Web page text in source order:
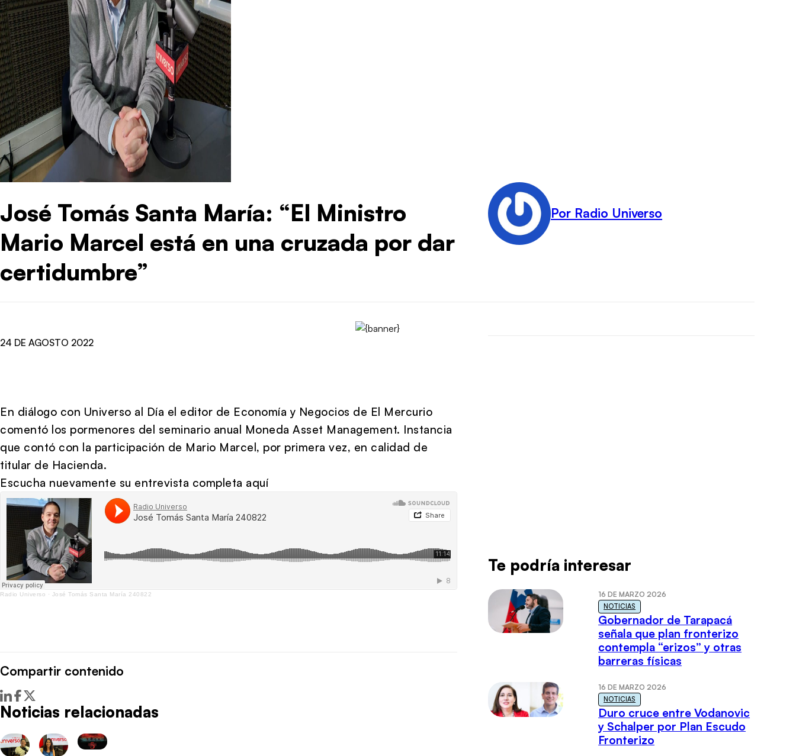
José Tomás Santa María: “El Ministro
Mario Marcel está en una cruzada por dar
certidumbre”
Por Radio Universo
24 DE AGOSTO 2022
En diálogo con Universo al Día el editor de Economía y Negocios de El Mercurio
comentó los pormenores del seminario anual Moneda Asset Management. Instancia
que contó con la participación de Mario Marcel, por primera vez, en calidad de
titular de Hacienda.
Escucha nuevamente su entrevista completa aquí
Radio Universo · José Tomás Santa María 240822
Compartir contenido
Noticias relacionadas
Te podría interesar
16 DE MARZO 2026
NOTICIAS
Gobernador de Tarapacá
señala que plan fronterizo
contempla “erizos” y otras
barreras físicas
16 DE MARZO 2026
NOTICIAS
Duro cruce entre Vodanovic
y Schalper por Plan Escudo
Fronterizo